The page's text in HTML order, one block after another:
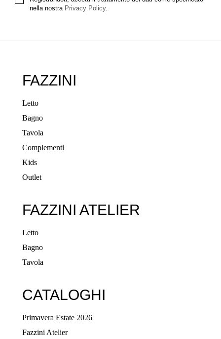
nella nostra Privacy Policy.
FAZZINI
Letto
Bagno
Tavola
Complementi
Kids
Outlet
FAZZINI ATELIER
Letto
Bagno
Tavola
CATALOGHI
Primavera Estate 2026
Fazzini Atelier